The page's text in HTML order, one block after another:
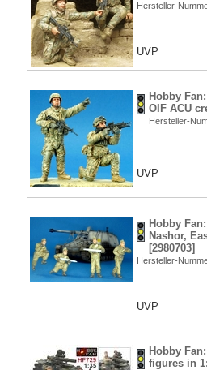
Hersteller-
UVP
Hobby
OIF ACU
Hersteller-
UVP
Hobby
Nashor,
[2980703]
Hersteller-
UVP
Hobby
figures in